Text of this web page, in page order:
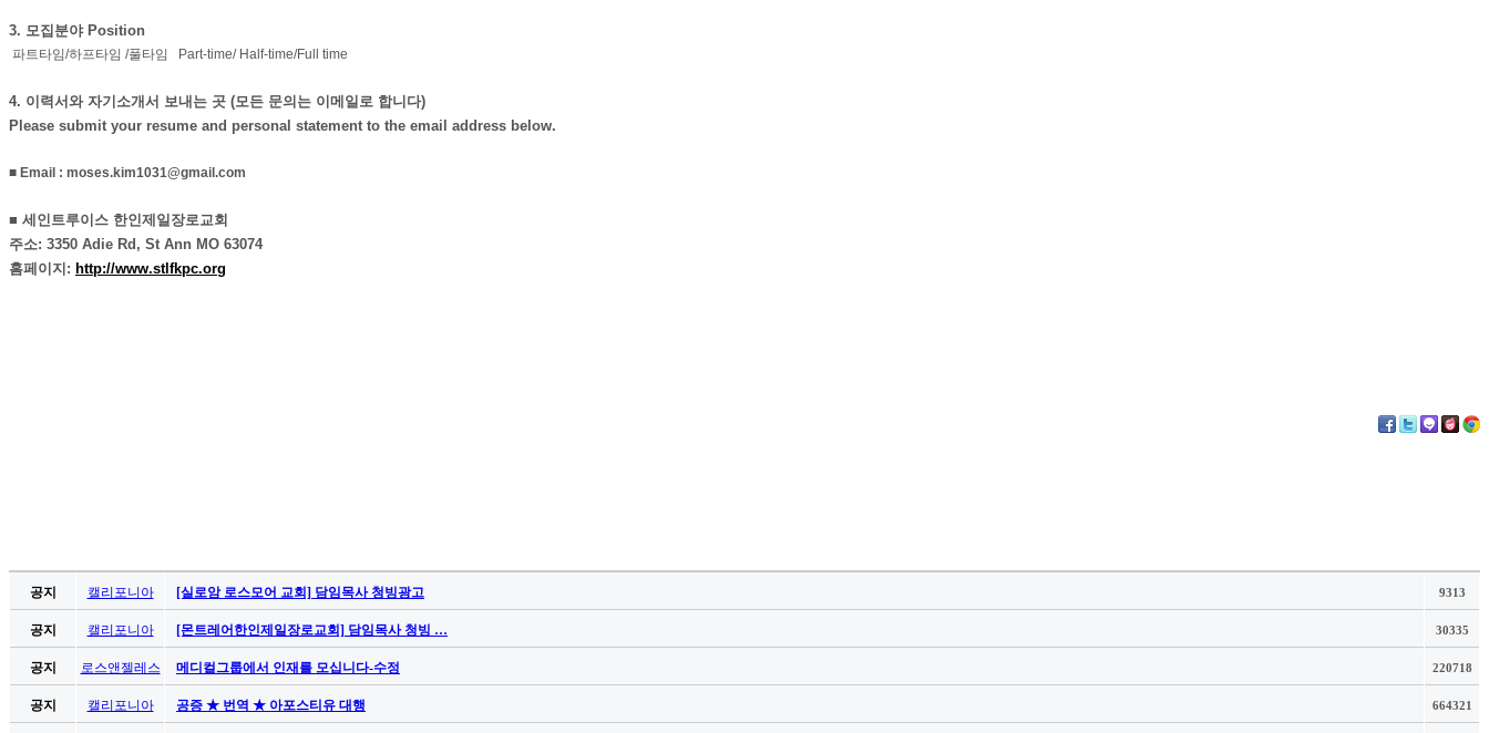
비
탑-
프
리
구
입
발
아
스
규
3. 모집분야 Position
파트타임/하프타임 /풀타임 Part-time/ Half-time/Full time
4. 이력서와 자기소개서 보내는 곳 (모든 문의는 이메일로 합니다)
Please submit your resume and personal statement to the email address below.
■ Email : moses.kim1031@gmail.com
■ 세인트루이스 한인제일장로교회
주소: 3350 Adie Rd, St Ann MO 63074
홈페이지: http://www.stlfkpc.org
공지 캘리포니아 [실로암 로스모어 교회] 담임목사 청빙광고 9313
공지 캘리포니아 [몬트레어한인제일장로교회] 담임목사 청빙 … 30335
공지 로스앤젤레스 메디컬그룹에서 인재를 모십니다-수정 220718
공지 캘리포니아 공증 ★ 번역 ★ 아포스티유 대행 664321